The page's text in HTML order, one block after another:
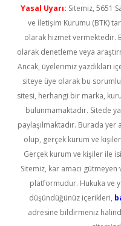
Yasal Uyarı: Sitemiz, 5651
ve İletişim Kurumu (BTK)
olarak hizmet vermektedir.
olarak denetleme veya
Ancak, üyelerimiz yazdıkları
siteye üye olarak bu
sitesi, herhangi bir marka,
bulunmamaktadır. Sitede
paylaşılmaktadır. Burada
olup, gerçek kurum ve
Gerçek kurum ve kişiler ile
Sitemiz, kar amacı
platformudur. Hukuka ve
düşündüğünüz içerikleri,
adresine bildirmeniz